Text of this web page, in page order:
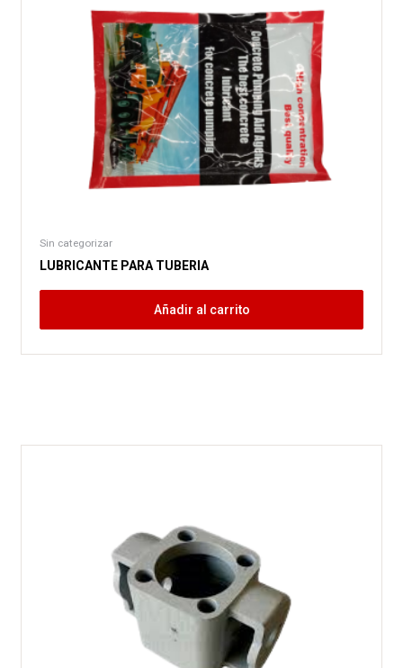
Sin categorizar
LUBRICANTE PARA TUBERIA
Añadir al carrito